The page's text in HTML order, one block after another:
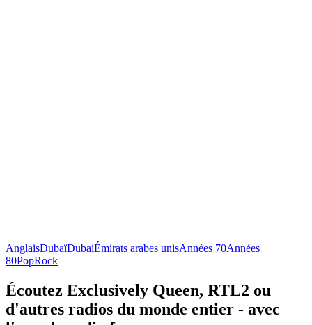
AnglaisDubaïDubaiÉmirats arabes unisAnnées 70Années
80PopRock
Écoutez Exclusively Queen, RTL2 ou
d'autres radios du monde entier - avec